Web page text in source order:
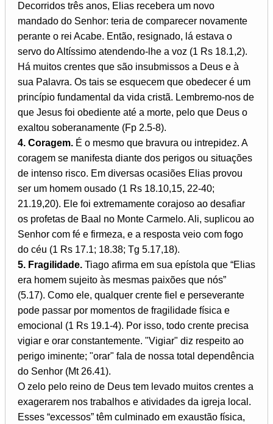
Decorridos três anos, Elias recebera um novo
mandado do Senhor: teria de comparecer novamente
perante o rei Acabe. Então, resignado, lá estava o
servo do Altíssimo atendendo-lhe a voz (1 Rs 18.1,2).
Há muitos crentes que são insubmissos a Deus e à
sua Palavra. Os tais se esquecem que obedecer é um
princípio fundamental da vida cristã. Lembremo-nos de
que Jesus foi obediente até a morte, pelo que Deus o
exaltou soberanamente (Fp 2.5-8).
4. Coragem. É o mesmo que bravura ou intrepidez. A
coragem se manifesta diante dos perigos ou situações
de intenso risco. Em diversas ocasiões Elias provou
ser um homem ousado (1 Rs 18.10,15, 22-40;
21.19,20). Ele foi extremamente corajoso ao desafiar
os profetas de Baal no Monte Carmelo. Ali, suplicou ao
Senhor com fé e firmeza, e a resposta veio com fogo
do céu (1 Rs 17.1; 18.38; Tg 5.17,18).
5. Fragilidade. Tiago afirma em sua epístola que “Elias
era homem sujeito às mesmas paixões que nós”
(5.17). Como ele, qualquer crente fiel e perseverante
pode passar por momentos de fragilidade física e
emocional (1 Rs 19.1-4). Por isso, todo crente precisa
vigiar e orar constantemente. "Vigiar" diz respeito ao
perigo iminente; "orar" fala de nossa total dependência
do Senhor (Mt 26.41).
O zelo pelo reino de Deus tem levado muitos crentes a
exagerarem nos trabalhos e atividades da igreja local.
Esses “excessos” têm culminado em exaustão física,